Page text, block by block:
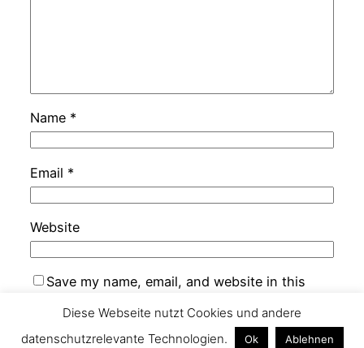
Name *
Email *
Website
Save my name, email, and website in this
Diese Webseite nutzt Cookies und andere
datenschutzrelevante Technologien.
Ok Ablehnen